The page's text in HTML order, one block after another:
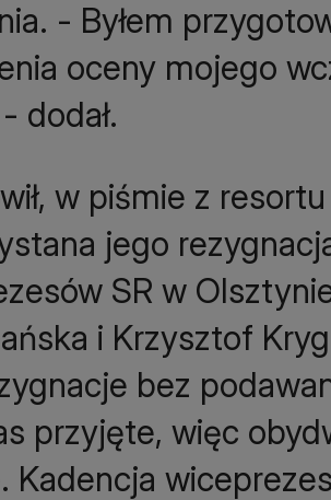
- Byłem
oceny mojego
dodał.
w piśmie z
jego
SR w
i Krzysztof
bez
przyjęte, więc
Kadencja